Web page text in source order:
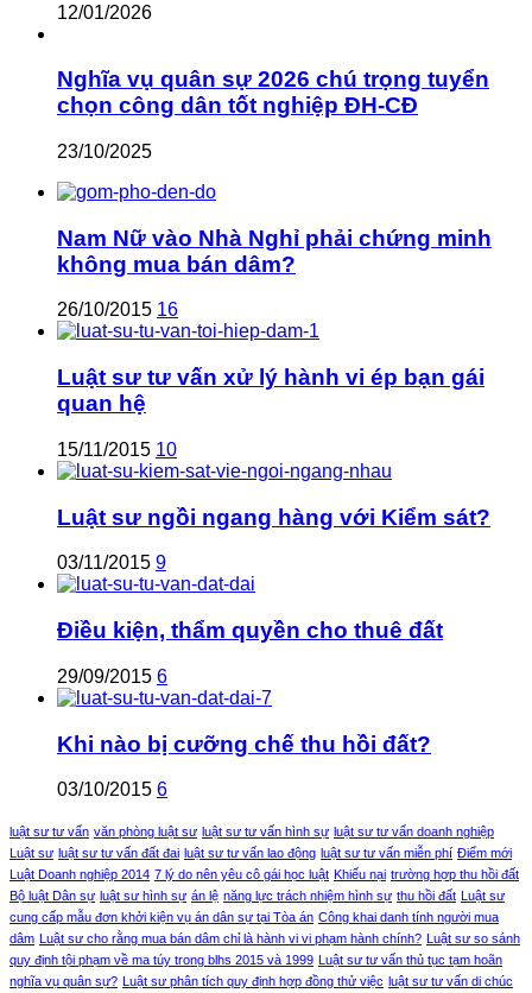
12/01/2026
Nghĩa vụ quân sự 2026 chú trọng tuyển
chọn công dân tốt nghiệp ĐH-CĐ
23/10/2025
Nam Nữ vào Nhà Nghỉ phải chứng minh
không mua bán dâm?
26/10/2015 16
Luật sư tư vấn xử lý hành vi ép bạn gái
quan hệ
15/11/2015 10
Luật sư ngồi ngang hàng với Kiểm sát?
03/11/2015 9
Điều kiện, thẩm quyền cho thuê đất
29/09/2015 6
Khi nào bị cưỡng chế thu hồi đất?
03/10/2015 6
luật sư tư vấn văn phòng luật sư luật sư tư vấn hình sự luật sư tư vấn doanh nghiệp
Luật sư luật sư tư vấn đất đai luật sư tư vấn lao động luật sư tư vấn miễn phí Điểm mới
Luật Doanh nghiệp 2014 7 lý do nên yêu cô gái học luật Khiếu nại trường hợp thu hồi đất
Bộ luật Dân sự luật sư hình sự án lệ năng lực trách nhiệm hình sự thu hồi đất
Luật sư
cung cấp mẫu đơn khởi kiện vụ án dân sự tại Tòa án Công khai danh tính người mua
dâm
Luật sư cho rằng mua bán dâm chỉ là hành vi vi phạm hành chính?
Luật sư so sánh
quy định tội phạm về ma túy trong blhs 2015 và 1999
Luật sư tư vấn thủ tục tạm hoãn
nghĩa vụ quân sự?
Luật sư phân tích quy định hợp đồng thử việc luật sư tư vấn di chúc